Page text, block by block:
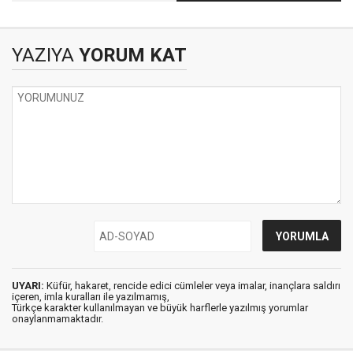
YAZIYA YORUM KAT
UYARI: Küfür, hakaret, rencide edici cümleler veya imalar, inançlara saldırı
içeren, imla kuralları ile yazılmamış,
Türkçe karakter kullanılmayan ve büyük harflerle yazılmış yorumlar
onaylanmamaktadır.